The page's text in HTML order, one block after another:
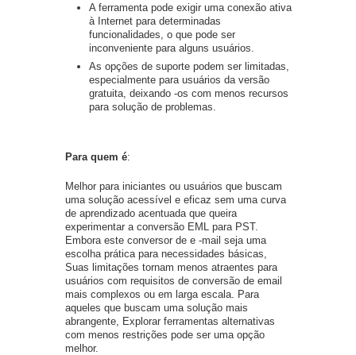
A ferramenta pode exigir uma conexão ativa
à Internet para determinadas
funcionalidades, o que pode ser
inconveniente para alguns usuários.
As opções de suporte podem ser limitadas,
especialmente para usuários da versão
gratuita, deixando -os com menos recursos
para solução de problemas.
Para quem é:
Melhor para iniciantes ou usuários que buscam
uma solução acessível e eficaz sem uma curva
de aprendizado acentuada que queira
experimentar a conversão EML para PST.
Embora este conversor de e -mail seja uma
escolha prática para necessidades básicas,
Suas limitações tornam menos atraentes para
usuários com requisitos de conversão de email
mais complexos ou em larga escala. Para
aqueles que buscam uma solução mais
abrangente, Explorar ferramentas alternativas
com menos restrições pode ser uma opção
melhor.